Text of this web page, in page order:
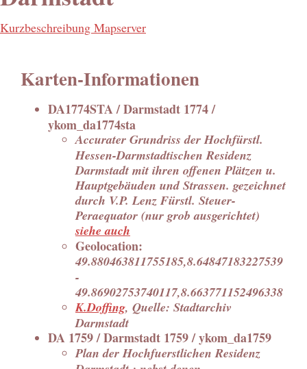
Kurzbeschreibung Mapserver
Karten-Informationen
DA1774STA / Darmstadt 1774 /
ykom_da1774sta
Accurater Grundriss der Hochfürstl.
Hessen-Darmstadtischen Residenz
Darmstadt mit ihren offenen Plätzen u.
Hauptgebäuden und Strassen. gezeichnet
durch V.P. Lenz Fürstl. Steuer-
Peraequator (nur grob ausgerichtet)
siehe auch
Geolocation:
49.880463811755185,8.64847183227539
-
49.86902753740117,8.663771152496338
K.Doffing, Quelle: Stadtarchiv
Darmstadt
DA 1759 / Darmstadt 1759 / ykom_da1759
Plan der Hochfuerstlichen Residenz